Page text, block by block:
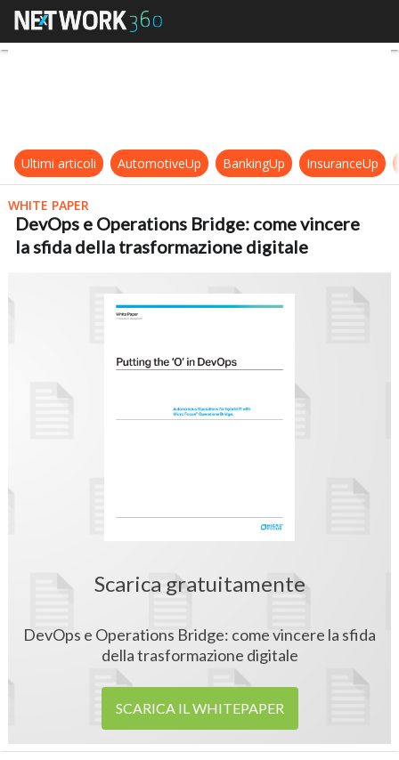
DevOps e Operations Bridge:
Ultimi articoli AutomotiveUp BankingUp InsuranceUp
WHITE PAPER
DevOps e Operations Bridge: come vincere
la sfida della trasformazione digitale
Scarica gratuitamente
DevOps e Operations Bridge: come vincere la sfida
della trasformazione digitale
SCARICA IL WHITEPAPER